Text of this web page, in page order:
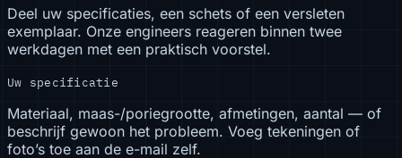
Deel uw specificaties, een schets of een versleten
exemplaar. Onze engineers reageren binnen twee
werkdagen met een praktisch voorstel.
Uw specificatie
Materiaal, maas-/poriegrootte, afmetingen, aantal — of
beschrijf gewoon het probleem. Voeg tekeningen of
foto’s toe aan de e-mail zelf.